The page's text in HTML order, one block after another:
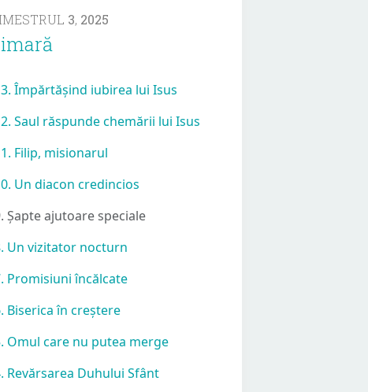
3, 2025
Împărtășind iubirea lui Isus
Saul răspunde chemării lui Isus
Filip, misionarul
Un diacon credincios
Șapte ajutoare speciale
Un vizitator nocturn
Promisiuni încălcate
Biserica în creștere
Omul care nu putea merge
Revărsarea Duhului Sfânt